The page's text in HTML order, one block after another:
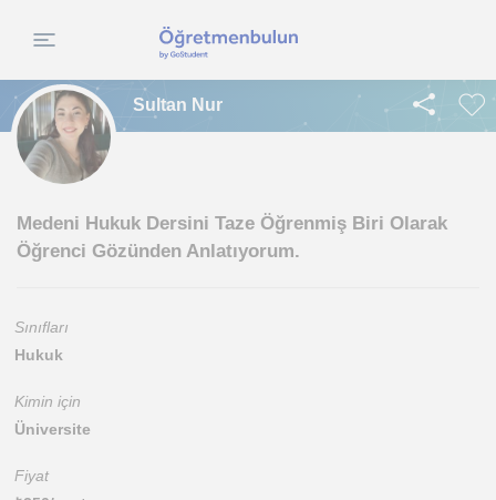
Sultan Nur
Medeni Hukuk Dersini Taze Öğrenmiş Biri Olarak
Öğrenci Gözünden Anlatıyorum.
Sınıfları
Hukuk
Kimin için
Üniversite
Fiyat